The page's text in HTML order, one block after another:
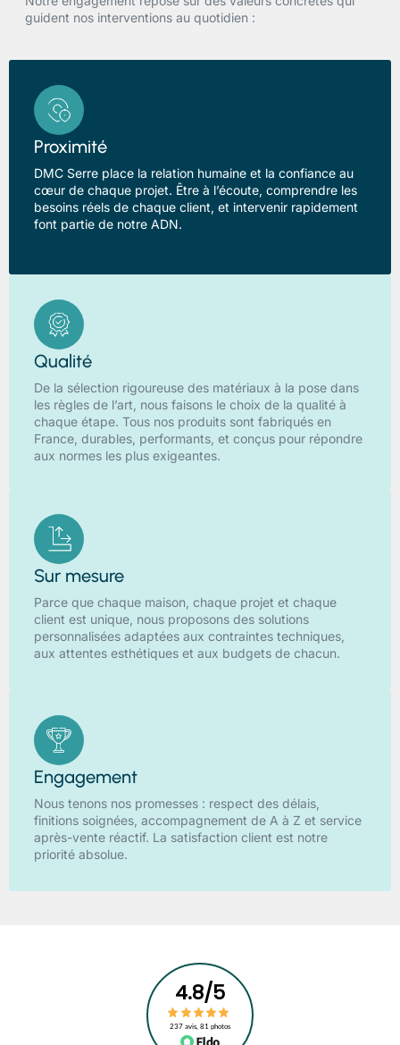
guident nos interventions au quotidien :
Proximité
DMC Serre place la relation humaine et la confiance au
cœur de chaque projet. Être à l’écoute, comprendre les
besoins réels de chaque client, et intervenir rapidement
font partie de notre ADN.
Qualité
De la sélection rigoureuse des matériaux à la pose dans
les règles de l’art, nous faisons le choix de la qualité à
chaque étape. Tous nos produits sont fabriqués en
France, durables, performants, et conçus pour répondre
aux normes les plus exigeantes.
Sur mesure
Parce que chaque maison, chaque projet et chaque
client est unique, nous proposons des solutions
personnalisées adaptées aux contraintes techniques,
aux attentes esthétiques et aux budgets de chacun.
Engagement
Nous tenons nos promesses : respect des délais,
finitions soignées, accompagnement de A à Z et service
après-vente réactif. La satisfaction client est notre
priorité absolue.